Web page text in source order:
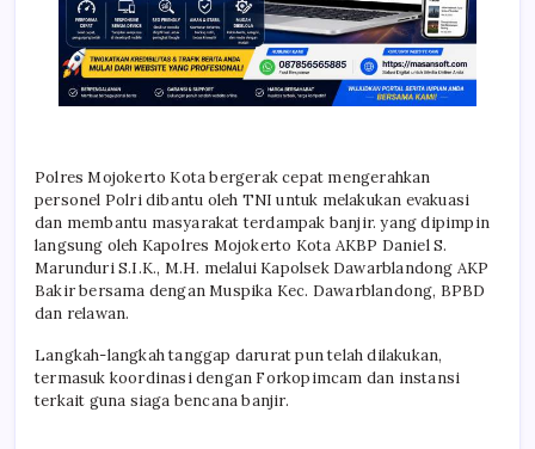
Polres Mojokerto Kota bergerak cepat mengerahkan
personel Polri dibantu oleh TNI untuk melakukan evakuasi
dan membantu masyarakat terdampak banjir. yang dipimpin
langsung oleh Kapolres Mojokerto Kota AKBP Daniel S.
Marunduri S.I.K., M.H. melalui Kapolsek Dawarblandong AKP
Bakir bersama dengan Muspika Kec. Dawarblandong, BPBD
dan relawan.
Langkah-langkah tanggap darurat pun telah dilakukan,
termasuk koordinasi dengan Forkopimcam dan instansi
terkait guna siaga bencana banjir.